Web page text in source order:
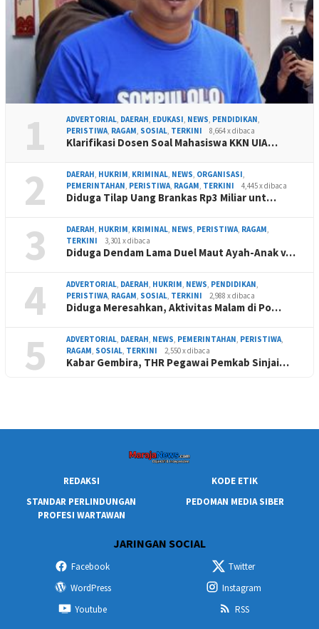
1 ADVERTORIAL, DAERAH, EDUKASI, NEWS, PENDIDIKAN,
PERISTIWA, RAGAM, SOSIAL, TERKINI 8,664 x dibaca
Klarifikasi Dosen Soal Mahasiswa KKN UIA…
2 DAERAH, HUKRIM, KRIMINAL, NEWS, ORGANISASI,
PEMERINTAHAN, PERISTIWA, RAGAM, TERKINI 4,445 x dibaca
Diduga Tilap Uang Brankas Rp3 Miliar unt…
3 DAERAH, HUKRIM, KRIMINAL, NEWS, PERISTIWA, RAGAM,
TERKINI
3,301 x dibaca
Diduga Dendam Lama Duel Maut Ayah-Anak v…
4 ADVERTORIAL, DAERAH, HUKRIM, NEWS, PENDIDIKAN,
PERISTIWA, RAGAM, SOSIAL, TERKINI 2,988 x dibaca
Diduga Meresahkan, Aktivitas Malam di Po…
5 ADVERTORIAL, DAERAH, NEWS, PEMERINTAHAN, PERISTIWA,
RAGAM, SOSIAL, TERKINI 2,550 x dibaca
Kabar Gembira, THR Pegawai Pemkab Sinjai…
REDAKSI
KODE ETIK
STANDAR PERLINDUNGAN
PROFESI WARTAWAN
PEDOMAN MEDIA SIBER
JARINGAN SOCIAL
Facebook
Twitter
WordPress
Instagram
Youtube
RSS